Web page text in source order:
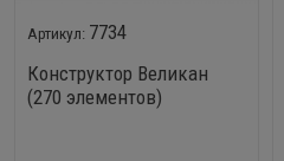
7734
Конструктор Великан
(270 элементов)